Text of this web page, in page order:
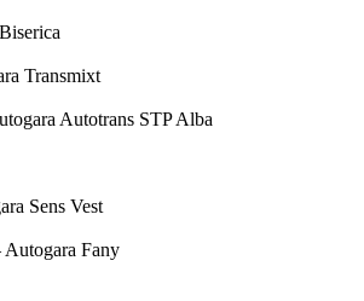
Biserica
Transmixt
Autotrans STP Alba
Sens Vest
Autogara Fany